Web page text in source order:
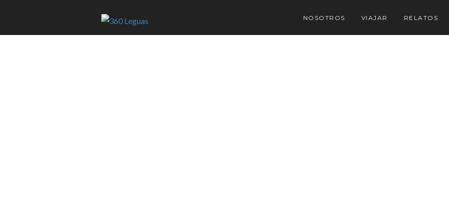
NOSOTROS VIAJAR RELATOS